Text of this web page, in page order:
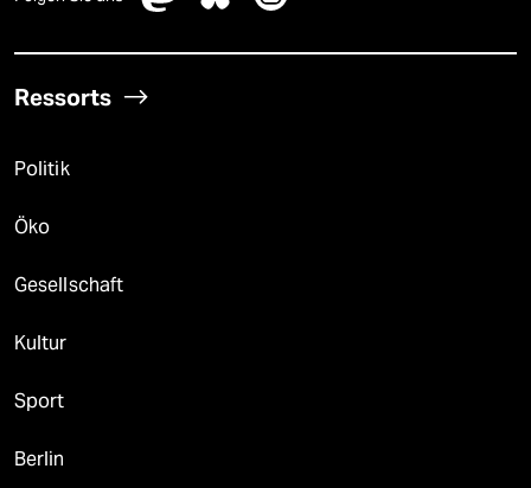
Ressorts
Politik
Öko
Gesellschaft
Kultur
Sport
Berlin